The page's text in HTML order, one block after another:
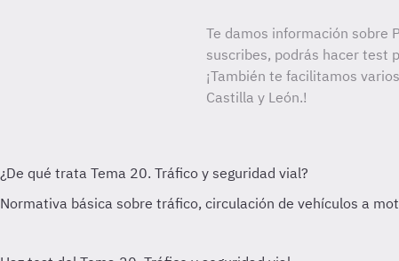
Te damos información sobre
suscribes, podrás hacer test
¡También te facilitamos
Castilla y León.!